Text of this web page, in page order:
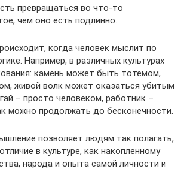
превращаться во что-то
чем оно есть подлинно.
когда человек мыслит по
Например, в различных культурах
камень может быть тотемом,
живой волк может оказаться убитым
– просто человеком, работник –
можно продолжать до бесконечности.
позволяет людям так полагать,
в культуре, как накопленному
народа и опыта самой личности и